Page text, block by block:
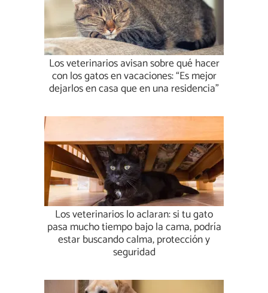
Los veterinarios avisan sobre qué hacer
con los gatos en vacaciones: “Es mejor
dejarlos en casa que en una residencia”
Los veterinarios lo aclaran: si tu gato
pasa mucho tiempo bajo la cama, podría
estar buscando calma, protección y
seguridad